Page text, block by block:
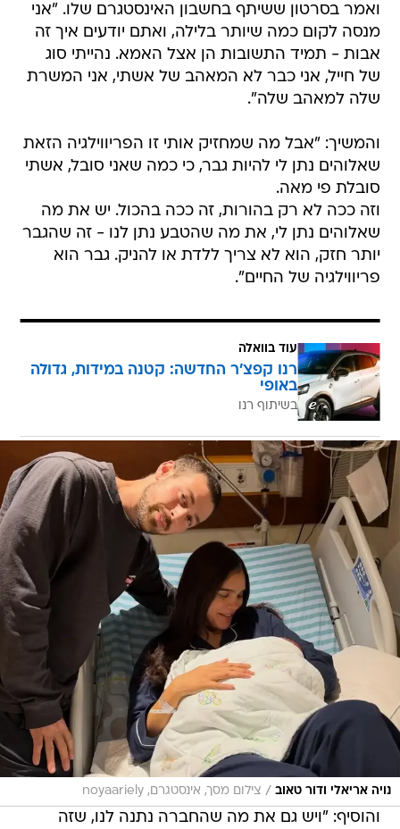
ואמר בסרטון ששיתף בחשבון האינסטגרם שלו. "אני
מנסה לקום כמה שיותר בלילה, ואתם יודעים איך זה
אבות - תמיד התשובות הן אצל האמא. נהייתי סוג
של חייל, אני כבר לא המאהב של אשתי, אני המשרת
שלה למאהב שלה".
והמשיך: "אבל מה שמחזיק אותי זו הפריווילגיה הזאת
שאלוהים נתן לי להיות גבר, כי כמה שאני סובל, אשתי
סובלת פי מאה.
וזה ככה לא רק בהורות, זה ככה בהכול. יש את מה
שאלוהים נתן לי, את מה שהטבע נתן לנו - זה שהגבר
יותר חזק, הוא לא צריך ללדת או להניק. גבר הוא
פריווילגיה של החיים".
עוד בוואלה
רנו קפצ'ר החדשה: קטנה במידות, גדולה
באופי
בשיתוף רנו
נויה אריאלי ודור טאוב / צילום מסך, אינסטגרם, noyaariely
והוסיף: "ויש גם את מה שהחברה נתנה לנו, שזה